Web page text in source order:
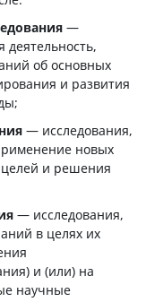
—
деятельность,
об основных
и развития
— исследования,
новых
целей и решения
— исследования,
в целях их
и (или) на
научные